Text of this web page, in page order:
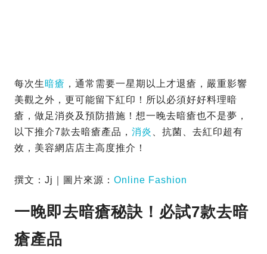
每次生暗瘡 ，通常需要一星期以上才退瘡，嚴重影響
美觀之外，更可能留下紅印！所以必須好好料理暗
瘡，做足消炎及預防措施！想一晚去暗瘡也不是夢，
以下推介7款去暗瘡產品， 消炎
、抗菌、去紅印超有
效，美容網店店主高度推介！
撰文：Jj｜圖片來源： Online Fashion
一晚即去暗瘡秘訣！必試7款去暗
瘡產品